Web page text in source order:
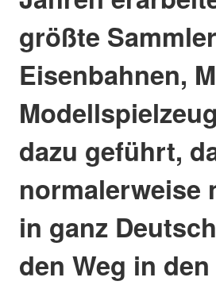
größte
Eisenbahnen,
dazu geführt,
normalerweise
in ganz
den Weg in